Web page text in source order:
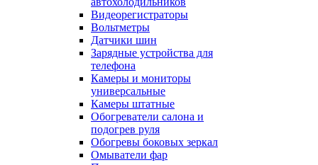
Видеорегистраторы
Вольтметры
Датчики шин
Зарядные устройства для
телефона
Камеры и мониторы
универсальные
Камеры штатные
Обогреватели салона и
подогрев руля
Обогревы боковых зеркал
Омыватели фар